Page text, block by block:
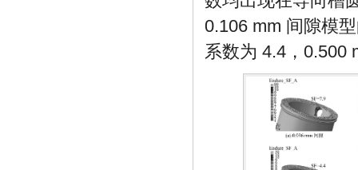
0.106 mm 间隙模
系数为 4.4，0.500